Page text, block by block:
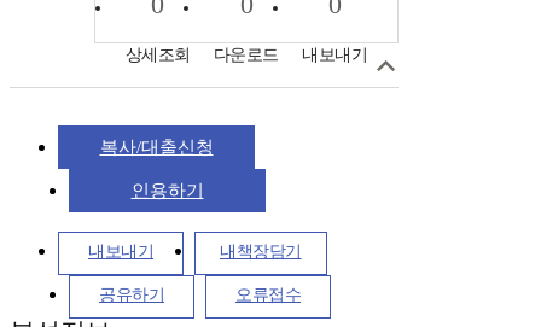
상세조회 다운로드 내보내기
복사/대출신청
인용하기
내보내기 내책장담기
공유하기 오류접수